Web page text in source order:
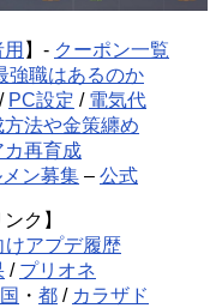
】- クーポン一覧
強職はあるのか
/ PC設定 / 電気代
法や金策纏め
カ再育成
ン募集 – 公式
ク】
けアプデ履歴
/ プリオネ
・ 都 / カラザド